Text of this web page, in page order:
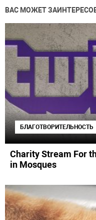
ВАС МОЖЕТ
БЛАГОТВОРИТЕЛЬНОСТЬ
Charity Stream For
in Mosques